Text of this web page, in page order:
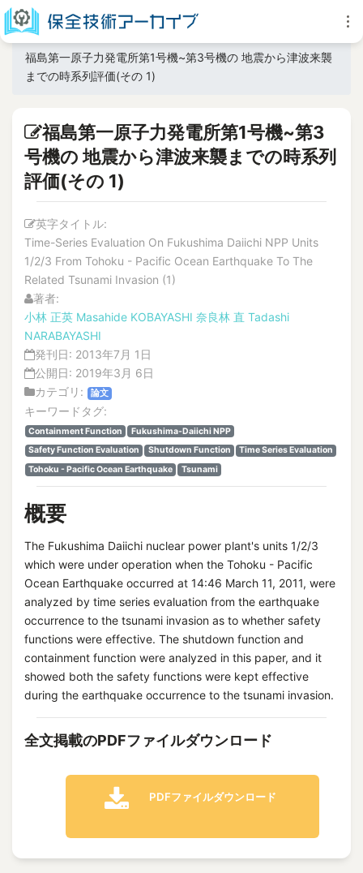
福島第一原子力発電所第1号機~第3号機の 地震から津波来襲
までの時系列評価(その 1)
福島第一原子力発電所第1号機~第3
号機の 地震から津波来襲までの時系列
評価(その 1)
英字タイトル:
Time-Series Evaluation On Fukushima Daiichi NPP Units
1/2/3 From Tohoku - Pacific Ocean Earthquake To The
Related Tsunami Invasion (1)
著者:
小林 正英 Masahide KOBAYASHI 奈良林 直 Tadashi
NARABAYASHI
発刊日: 2013年7月 1日
公開日: 2019年3月 6日
カテゴリ:
論文
キーワードタグ:
Containment Function
Fukushima-Daiichi NPP
Safety Function Evaluation
Shutdown Function
Time Series Evaluation
Tohoku - Pacific Ocean Earthquake
Tsunami
概要
The Fukushima Daiichi nuclear power plant's units 1/2/3
which were under operation when the Tohoku - Pacific
Ocean Earthquake occurred at 14:46 March 11, 2011, were
analyzed by time series evaluation from the earthquake
occurrence to the tsunami invasion as to whether safety
functions were effective. The shutdown function and
containment function were analyzed in this paper, and it
showed both the safety functions were kept effective
during the earthquake occurrence to the tsunami invasion.
全文掲載のPDFファイルダウンロード
PDFファイルダウンロード